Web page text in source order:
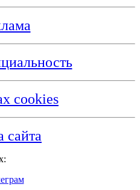
cookies
сайта